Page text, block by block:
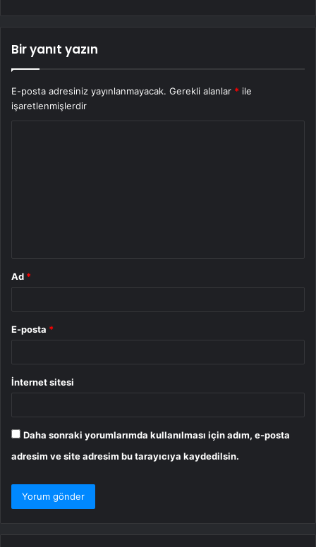
Bir yanıt yazın
E-posta adresiniz yayınlanmayacak. Gerekli alanlar * ile
işaretlenmişlerdir
Ad *
E-posta *
İnternet sitesi
Daha sonraki yorumlarımda kullanılması için adım, e-posta
adresim ve site adresim bu tarayıcıya kaydedilsin.